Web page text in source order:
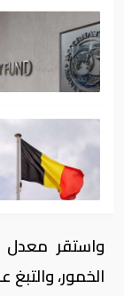
واستقر معدل
الخمور،